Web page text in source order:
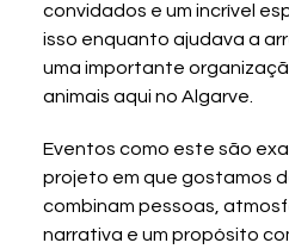
convidados e um incrível
isso enquanto ajudava a
uma importante
animais aqui no Algarve.
Eventos como este são
projeto em que gostamos
combinam pessoas,
narrativa e um propósito